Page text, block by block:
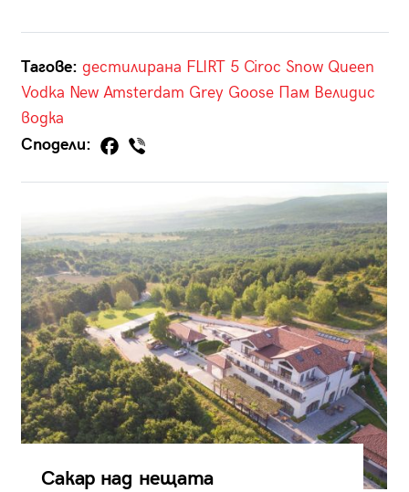
Тагове: дестилирана FLIRT 5 Ciroс Snow Queen
Vodka New Amsterdam Grey Goose Пам Велидис
водка
Сподели:
Сакар над нещата